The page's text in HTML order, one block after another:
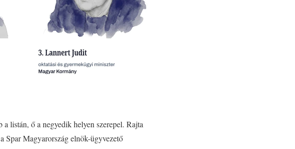
a listán, ő a negyedik helyen szerepel. Rajta
Spar Magyarország elnök-ügyvezető